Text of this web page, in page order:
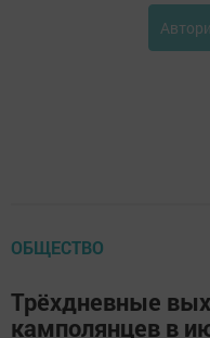
ОБЩЕСТВО
Трёхдневные
камполянцев в